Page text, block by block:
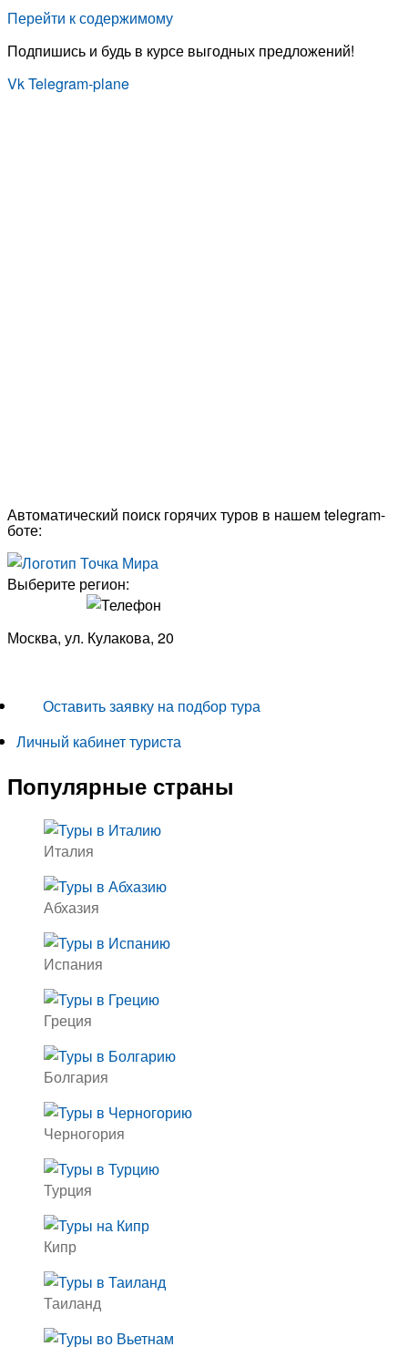
Перейти к содержимому
Подпишись и будь в курсе выгодных предложений!
VkTelegram-plane
Автоматический поиск горячих туров в нашем telegram-
боте:
Выберите регион:
Москва, ул. Кулакова, 20
Оставить заявку на подбор тура
Личный кабинет туриста
Популярные страны
Италия
Абхазия
Испания
Греция
Болгария
Черногория
Турция
Кипр
Таиланд